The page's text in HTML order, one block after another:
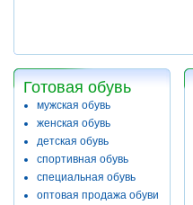
Готовая обувь
мужская обувь
женская обувь
детская обувь
спортивная обувь
специальная обувь
оптовая продажа обуви